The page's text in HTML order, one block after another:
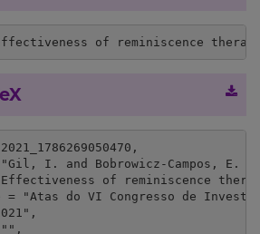
of reminiscence